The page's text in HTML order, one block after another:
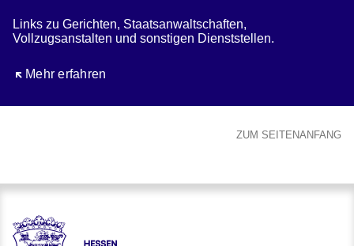
Links zu Gerichten, Staatsanwaltschaften,
Vollzugsanstalten und sonstigen Dienststellen.
Mehr erfahren
Öffnet sich in einem neuen Fenster
ZUM SEITENANFANG